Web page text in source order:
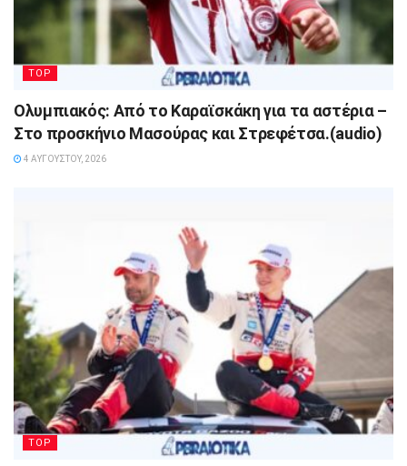
TOP
Ολυμπιακός: Από το Καραϊσκάκη για τα αστέρια –
Στο προσκήνιο Μασούρας και Στρεφέτσα.(audio)
4 ΑΥΓΟΎΣΤΟΥ, 2026
TOP